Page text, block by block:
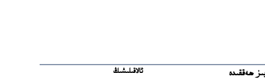
ھەققىدە
ئالاقىلىشىڭ